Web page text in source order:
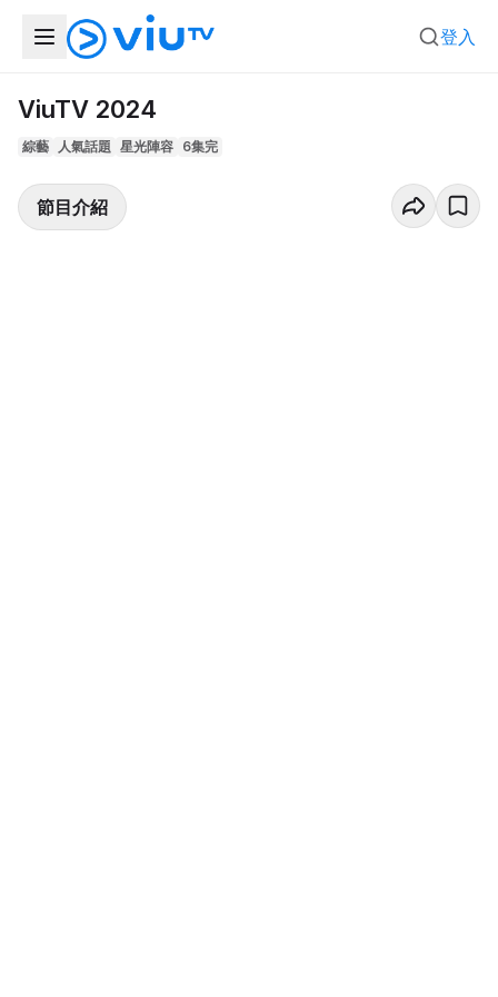
登入
ViuTV 2024
綜藝 人氣話題 星光陣容 6集完
節目介紹